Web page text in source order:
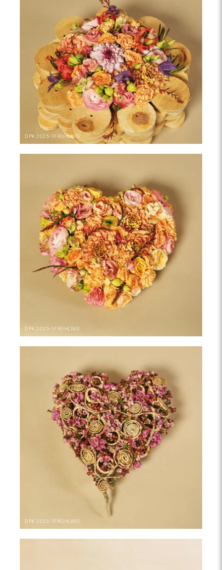
DPK 2025-1 FRÜHLING
DPK 2025-1 FRÜHLING
DPK 2025-1 FRÜHLING